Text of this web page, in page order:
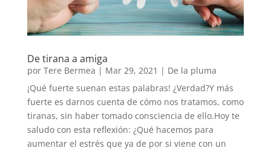
De tirana a amiga
por Tere Bermea | Mar 29, 2021 | De la pluma
¡Qué fuerte suenan estas palabras! ¿Verdad?Y más
fuerte es darnos cuenta de cómo nos tratamos, como
tiranas, sin haber tomado consciencia de ello.Hoy te
saludo con esta reflexión: ¿Qué hacemos para
aumentar el estrés que ya de por si viene con un